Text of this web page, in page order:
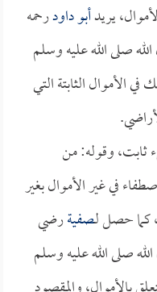
يريدأبو داودرحمه
صلى الله عليه وسلم
الأموال الثابتة التي
ثابت، وقوله: من
في غير الأموال بغير
كما حصل لـصفيةرضي
صلى الله عليه وسلم